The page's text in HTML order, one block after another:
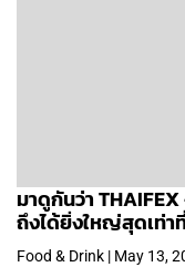
มาดูกันว่า
ถึงได้ยิ่งใหญ่สุดเท่า
Food & Drink | May 13,